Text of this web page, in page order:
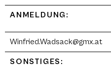
ANMELDUNG:
Winfried.Wadsack@gmx.at
SONSTIGES: